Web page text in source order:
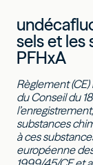
sels et les
PFHxA
Règlement
du Conseil du
substances
à ces
européenne